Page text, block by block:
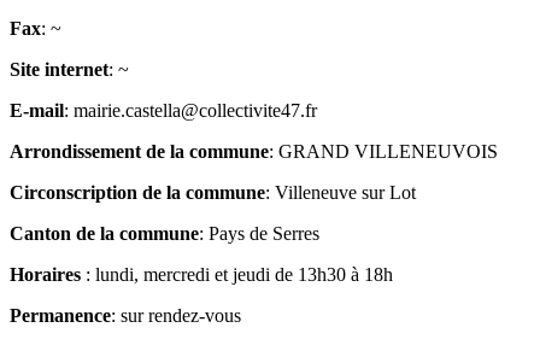
Fax: ~
Site internet: ~
E-mail: mairie.castella@collectivite47.fr
Arrondissement de la commune: GRAND VILLENEUVOIS
Circonscription de la commune: Villeneuve sur Lot
Canton de la commune: Pays de Serres
Horaires : lundi, mercredi et jeudi de 13h30 à 18h
Permanence: sur rendez-vous